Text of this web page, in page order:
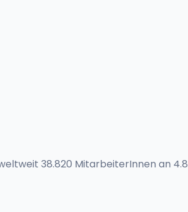
38.820 MitarbeiterInnen an